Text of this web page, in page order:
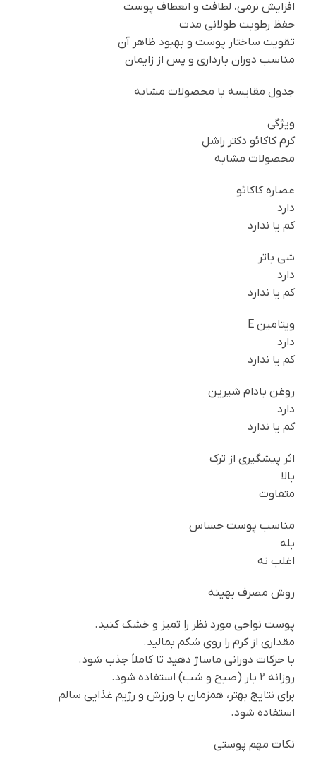
افزایش نرمی، لطافت و انعطاف پوست
حفظ رطوبت طولانی مدت
تقویت ساختار پوست و بهبود ظاهر آن
مناسب دوران بارداری و پس از زایمان
جدول مقایسه با محصولات مشابه
ویژگی
کرم کاکائو دکتر راشل
محصولات مشابه
عصاره کاکائو
دارد
کم یا ندارد
شی باتر
دارد
کم یا ندارد
ویتامین E
دارد
کم یا ندارد
روغن بادام شیرین
دارد
کم یا ندارد
اثر پیشگیری از ترک
بالا
متفاوت
مناسب پوست حساس
بله
اغلب نه
روش مصرف بهینه
پوست نواحی مورد نظر را تمیز و خشک کنید.
مقداری از کرم را روی شکم بمالید.
با حرکات دورانی ماساژ دهید تا کاملاً جذب شود.
روزانه ۲ بار (صبح و شب) استفاده شود.
برای نتایج بهتر، همزمان با ورزش و رژیم غذایی سالم
استفاده شود.
نکات مهم پوستی